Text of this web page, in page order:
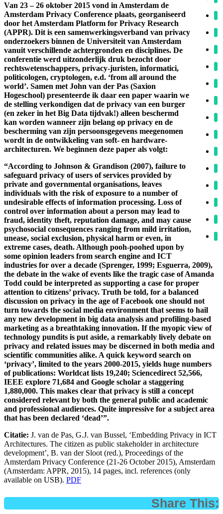
Van 23 – 26 oktober 2015 vond in Amsterdam de
Amsterdam Privacy Conference plaats, georganiseerd
door het Amsterdam Platform for Privacy Research
(APPR). Dit is een samenwerkingsverband van privacy
onderzoekers binnen de Universiteit van Amsterdam
vanuit verschillende achtergronden en disciplines. De
conferentie werd uitzonderlijk druk bezocht door
rechtswetenschappers, privacy-juristen, informatici,
politicologen, cryptologen, e.d. ‘from all around the
world’. Samen met John van der Pas (Saxion
Hogeschool) presenteerde ik daar een paper waarin we
de stelling verkondigen dat de privacy van een burger
(en zeker in het Big Data tijdvak!) alleen beschermd
kan worden wanneer zijn belang op privacy en de
bescherming van zijn persoonsgegevens meegenomen
wordt in de ontwikkeling van soft- en hardware-
architecturen. We beginnen deze paper als volgt:
“According to Johnson & Grandison (2007), failure to
safeguard privacy of users of services provided by
private and governmental organisations, leaves
individuals with the risk of exposure to a number of
undesirable effects of information processing. Loss of
control over information about a person may lead to
fraud, identity theft, reputation damage, and may cause
psychosocial consequences ranging from mild irritation,
unease, social exclusion, physical harm or even, in
extreme cases, death. Although pooh-poohed upon by
some opinion leaders from search engine and ICT
industries for over a decade (Sprenger, 1999; Esguerra, 2009),
the debate in the wake of events like the tragic case of Amanda
Todd could be interpreted as supporting a case for proper
attention to citizens’ privacy. Truth be told, for a balanced
discussion on privacy in the age of Facebook one should not
turn towards the social media environment that seems to hail
any new development in big data analysis and profiling-based
marketing as a breathtaking innovation. If the myopic view of
technology pundits is put aside, a remarkably lively debate on
privacy and related issues may be discerned in both media and
scientific communities alike. A quick keyword search on
‘privacy’, limited to the years 2000-2015, yields huge numbers
of publications: Worldcat lists 19,240; Sciencedirect 52,566,
IEEE explore 71,684 and Google scholar a staggering
1,880,000. This makes clear that privacy is still a concept
considered relevant by both the general public and academic
and professional audiences. Quite impressive for a subject area
that has been declared ‘dead’”.
Citatie: J. van de Pas, G.J. van Bussel, ‘Embedding Privacy in ICT
Architectures. The citizen as public stakeholder in architecture
development’, B. van der Sloot (red.), Proceedings of the
Amsterdam Privacy Conference (21-26 October 2015), Amsterdam
(Amsterdam: APPR, 2015), 14 pages, incl. references (only
available on USB). PDF
Share This: